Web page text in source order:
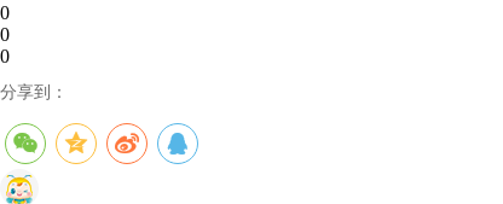
0
0
0
分享到：